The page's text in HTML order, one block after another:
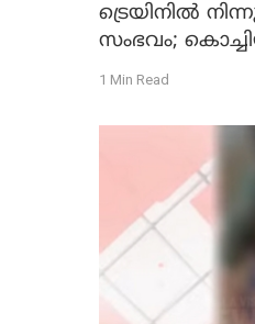
ട്രെയിനില്‍
സംഭവം;
1 Min Read